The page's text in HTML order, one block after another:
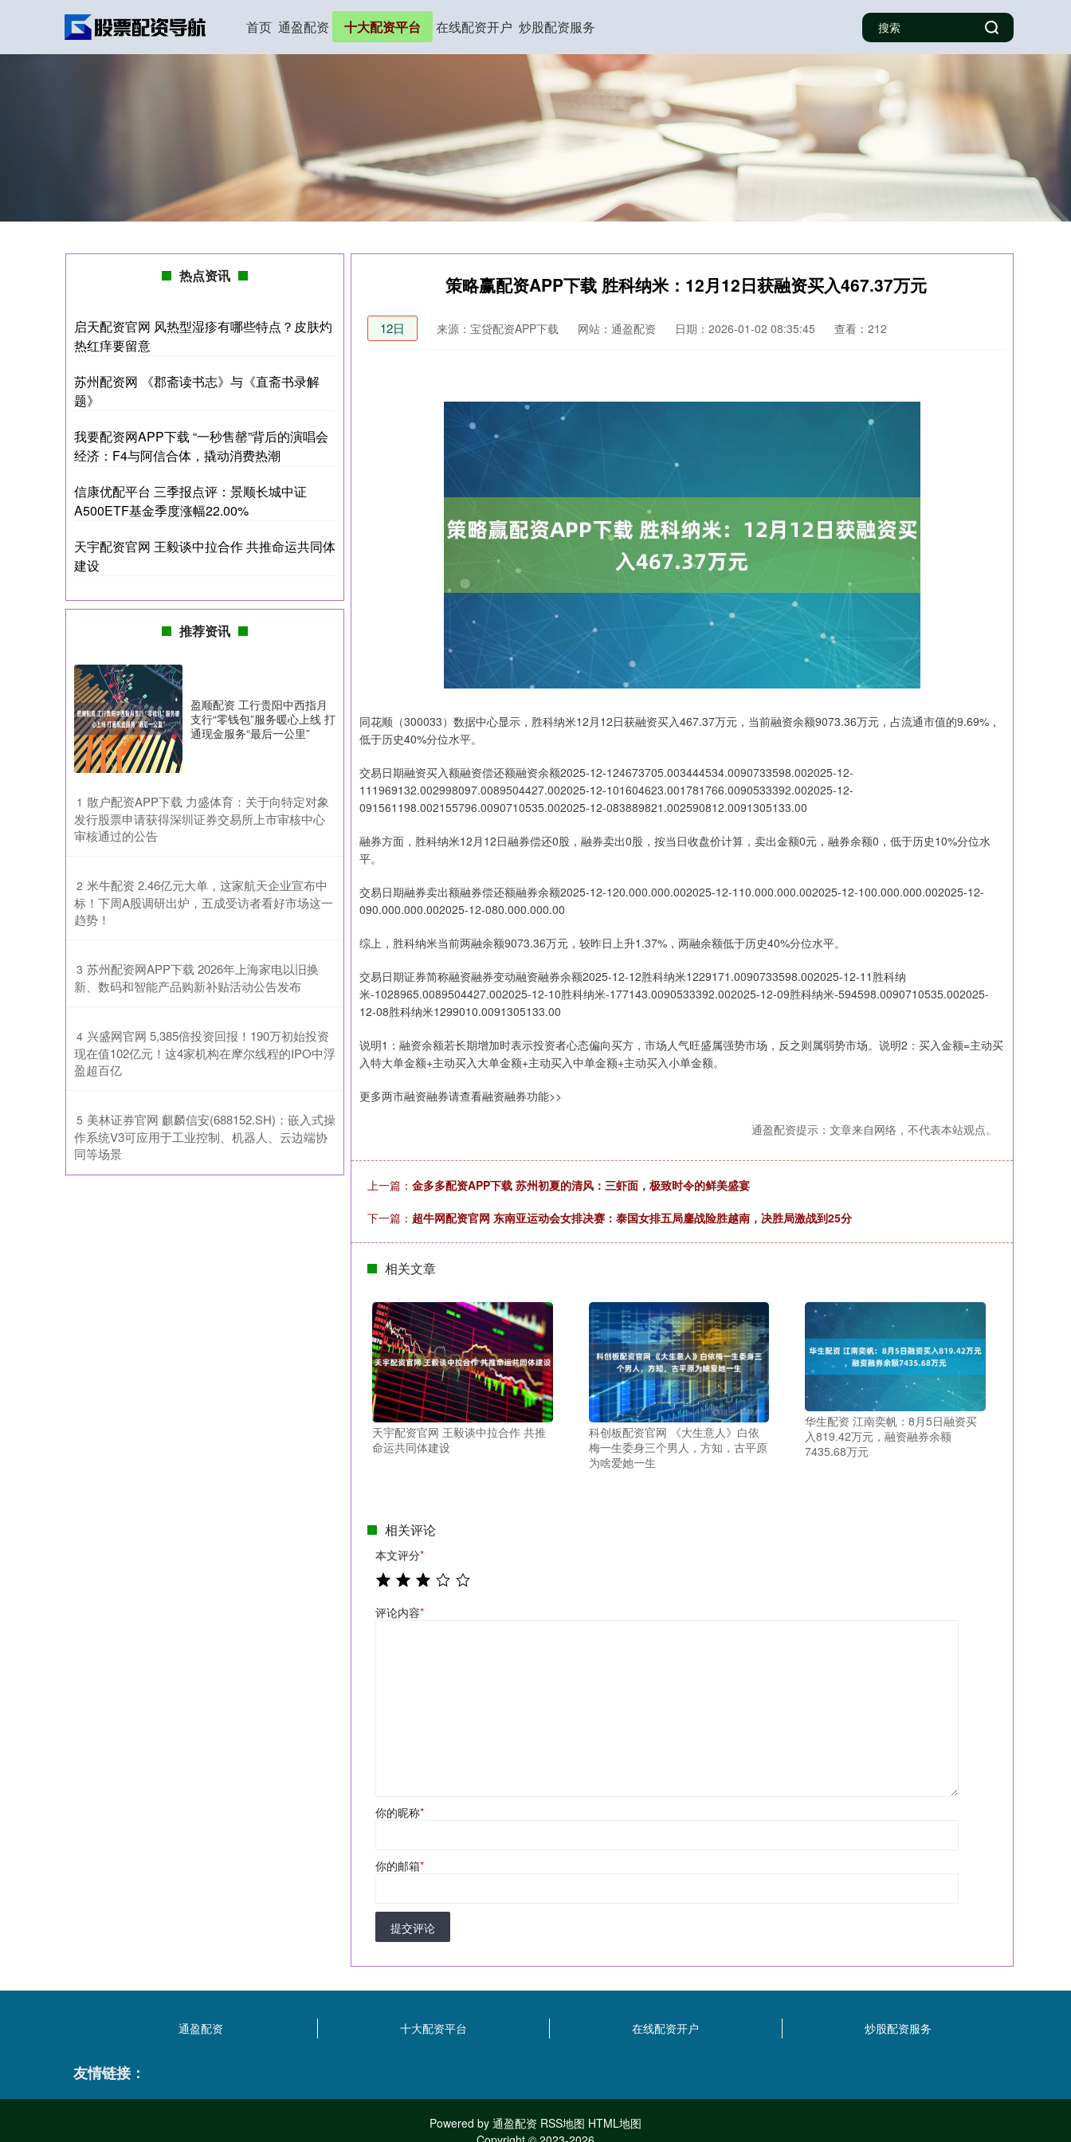
首页 通盈配资 十大配资平台 在线配资开户 炒股配资服务
策略赢配资APP下载 胜科纳米：12月12日获融资买入467.37万元
12日 来源：宝贷配资APP下载 网站：通盈配资 日期：2026-01-02 08:35:45 查看：212
同花顺（300033）数据中心显示，胜科纳米12月12日获融资买入467.37万元，当前融资余额9073.36万元，占流通市值的9.69%，
低于历史40%分位水平。
交易日期融资买入额融资偿还额融资余额2025-12-124673705.003444534.0090733598.002025-12-
111969132.002998097.0089504427.002025-12-101604623.001781766.0090533392.002025-12-
091561198.002155796.0090710535.002025-12-083889821.002590812.0091305133.00
融券方面，胜科纳米12月12日融券偿还0股，融券卖出0股，按当日收盘价计算，卖出金额0元，融券余额0，低于历史10%分位水
平。
交易日期融券卖出额融券偿还额融券余额2025-12-120.000.000.002025-12-110.000.000.002025-12-100.000.000.002025-12-
090.000.000.002025-12-080.000.000.00
综上，胜科纳米当前两融余额9073.36万元，较昨日上升1.37%，两融余额低于历史40%分位水平。
交易日期证券简称融资融券变动融资融券余额2025-12-12胜科纳米1229171.0090733598.002025-12-11胜科纳
米-1028965.0089504427.002025-12-10胜科纳米-177143.0090533392.002025-12-09胜科纳米-594598.0090710535.002025-
12-08胜科纳米1299010.0091305133.00
说明1：融资余额若长期增加时表示投资者心态偏向买方，市场人气旺盛属强势市场，反之则属弱势市场。说明2：买入金额=主动买
入特大单金额+主动买入大单金额+主动买入中单金额+主动买入小单金额。
更多两市融资融券请查看融资融券功能>>
通盈配资提示：文章来自网络，不代表本站观点。
上一篇： 金多多配资APP下载 苏州初夏的清风：三虾面，极致时令的鲜美盛宴
下一篇： 超牛网配资官网 东南亚运动会女排决赛：泰国女排五局鏖战险胜越南，决胜局激战到25分
相关文章
天宇配资官网 王毅谈中拉合作 共推
命运共同体建设
科创板配资官网 《大生意人》白依
梅一生委身三个男人，方知，古平原
为啥爱她一生
华生配资 江南奕帆：8月5日融资买
入819.42万元，融资融券余额
7435.68万元
相关评论
本文评分*
评论内容*
你的昵称*
你的邮箱*
提交评论
热点资讯
启天配资官网 风热型湿疹有哪些特点？皮肤灼
热红痒要留意
苏州配资网 《郡斋读书志》与《直斋书录解
题》
我要配资网APP下载 “一秒售罄”背后的演唱会
经济：F4与阿信合体，撬动消费热潮
信康优配平台 三季报点评：景顺长城中证
A500ETF基金季度涨幅22.00%
天宇配资官网 王毅谈中拉合作 共推命运共同体
建设
推荐资讯
盈顺配资 工行贵阳中西指月
支行“零钱包”服务暖心上线 打
通现金服务“最后一公里”
1 ​散户配资APP下载 力盛体育：关于向特定对象
发行股票申请获得深圳证券交易所上市审核中心
审核通过的公告
2 ​米牛配资 2.46亿元大单，这家航天企业宣布中
标！下周A股调研出炉，五成受访者看好市场这一
趋势！
3 ​苏州配资网APP下载 2026年上海家电以旧换
新、数码和智能产品购新补贴活动公告发布
4 ​兴盛网官网 5,385倍投资回报！190万初始投资
现在值102亿元！这4家机构在摩尔线程的IPO中浮
盈超百亿
5 ​美林证券官网 麒麟信安(688152.SH)：嵌入式操
作系统V3可应用于工业控制、机器人、云边端协
同等场景
通盈配资 十大配资平台 在线配资开户 炒股配资服务
友情链接：
Powered by 通盈配资 RSS地图 HTML地图